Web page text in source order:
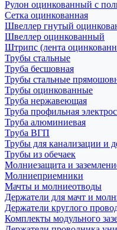
Рулон оцинкованный с
Сетка оцинкованная
Швеллер гнутый
Швеллер оцинкованный
Штрипс (лента
Трубы стальные
Труба бесшовная
Трубы стальные
Трубы оцинкованные
Труба нержавеющая
Труба профильная
Труба алюминиевая
Труба ВГП
Трубы для канализации и
Трубы из обечаек
Молниезащита и
Молниеприемники
Мачты и молниеотводы
Держатели для мачт и
Держатели круглого
Комплекты модульного